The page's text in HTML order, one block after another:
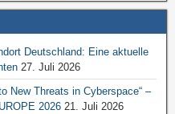
Deutschland: Eine aktuelle
27. Juli 2026
New Threats in Cyberspace“ –
2026 21. Juli 2026